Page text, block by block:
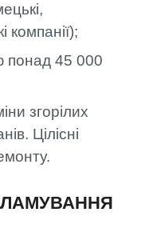
компанії);
понад 45 000
згорілих
Цілісні